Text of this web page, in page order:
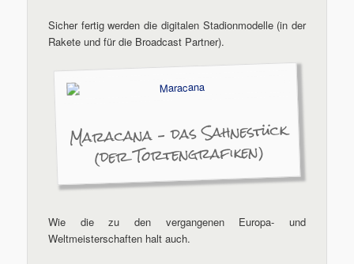
Sicher fertig werden die digitalen Stadionmodelle (in der
Rakete und für die Broadcast Partner).
Maracana – das Sahnestück
(der Tortengrafiken)
Wie die zu den vergangenen Europa- und
Weltmeisterschaften halt auch.